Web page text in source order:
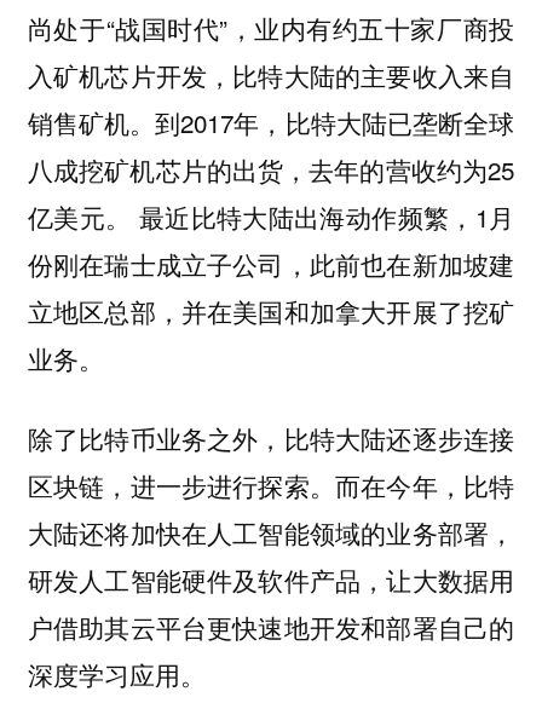
尚处于“战国时代”，业内有约五十家厂商投
入矿机芯片开发，比特大陆的主要收入来自
销售矿机。到2017年，比特大陆已垄断全球
八成挖矿机芯片的出货，去年的营收约为25
亿美元。 最近比特大陆出海动作频繁，1月
份刚在瑞士成立子公司，此前也在新加坡建
立地区总部，并在美国和加拿大开展了挖矿
业务。
除了比特币业务之外，比特大陆还逐步连接
区块链，进一步进行探索。而在今年，比特
大陆还将加快在人工智能领域的业务部署，
研发人工智能硬件及软件产品，让大数据用
户借助其云平台更快速地开发和部署自己的
深度学习应用。